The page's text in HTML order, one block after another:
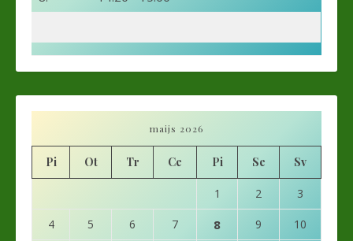
maijs 2026
Pi Ot Tr Ce Pi Se Sv
1 2 3
4 5 6 7 8 9 10